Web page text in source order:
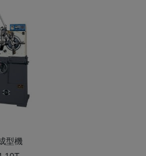
型機